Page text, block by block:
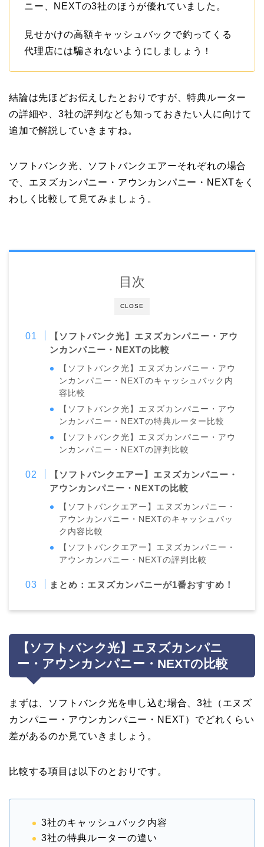
ニー、NEXTの3社のほうが優れていました。
見せかけの高額キャッシュバックで釣ってくる
代理店には騙されないようにしましょう！
結論は先ほどお伝えしたとおりですが、特典ルーター
の詳細や、3社の評判なども知っておきたい人に向けて
追加で解説していきますね。
ソフトバンク光、ソフトバンクエアーそれぞれの場合
で、エヌズカンパニー・アウンカンパニー・NEXTをく
わしく比較して見てみましょう。
CLOSE
目次
【ソフトバンク光】エヌズカンパニー・アウ
ンカンパニー・NEXTの比較
【ソフトバンク光】エヌズカンパニー・アウ
ンカンパニー・NEXTのキャッシュバック内
容比較
【ソフトバンク光】エヌズカンパニー・アウ
ンカンパニー・NEXTの特典ルーター比較
【ソフトバンク光】エヌズカンパニー・アウ
ンカンパニー・NEXTの評判比較
【ソフトバンクエアー】エヌズカンパニー・
アウンカンパニー・NEXTの比較
【ソフトバンクエアー】エヌズカンパニー・
アウンカンパニー・NEXTのキャッシュバッ
ク内容比較
【ソフトバンクエアー】エヌズカンパニー・
アウンカンパニー・NEXTの評判比較
まとめ：エヌズカンパニーが1番おすすめ！
【ソフトバンク光】エヌズカンパニ
ー・アウンカンパニー・NEXTの比較
まずは、ソフトバンク光を申し込む場合、3社（エヌズ
カンパニー・アウンカンパニー・NEXT）でどれくらい
差があるのか見ていきましょう。
比較する項目は以下のとおりです。
3社のキャッシュバック内容
3社の特典ルーターの違い